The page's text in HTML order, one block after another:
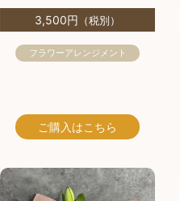
3,500円 （税別）
フラワーアレンジメント
ご購入 はこちら